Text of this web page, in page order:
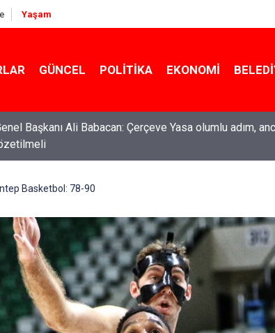
Yaşam
GÜNCEL POLITIKA EKONOMI
Başkanı Özgür Özel: “Şehit ailelerinin, gazilerin yanına
gözüne bakamayacağımız işlerin içinde olmayız”
Basketbol: 78-90